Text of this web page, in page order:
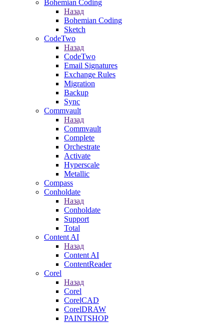
Bohemian Coding
Назад
Bohemian Coding
Sketch
CodeTwo
Назад
CodeTwo
Email Signatures
Exchange Rules
Migration
Backup
Sync
Commvault
Назад
Commvault
Complete
Orchestrate
Activate
Hyperscale
Metallic
Compass
Conholdate
Назад
Conholdate
Support
Total
Content AI
Назад
Content AI
ContentReader
Corel
Назад
Corel
CorelCAD
CorelDRAW
PAINTSHOP